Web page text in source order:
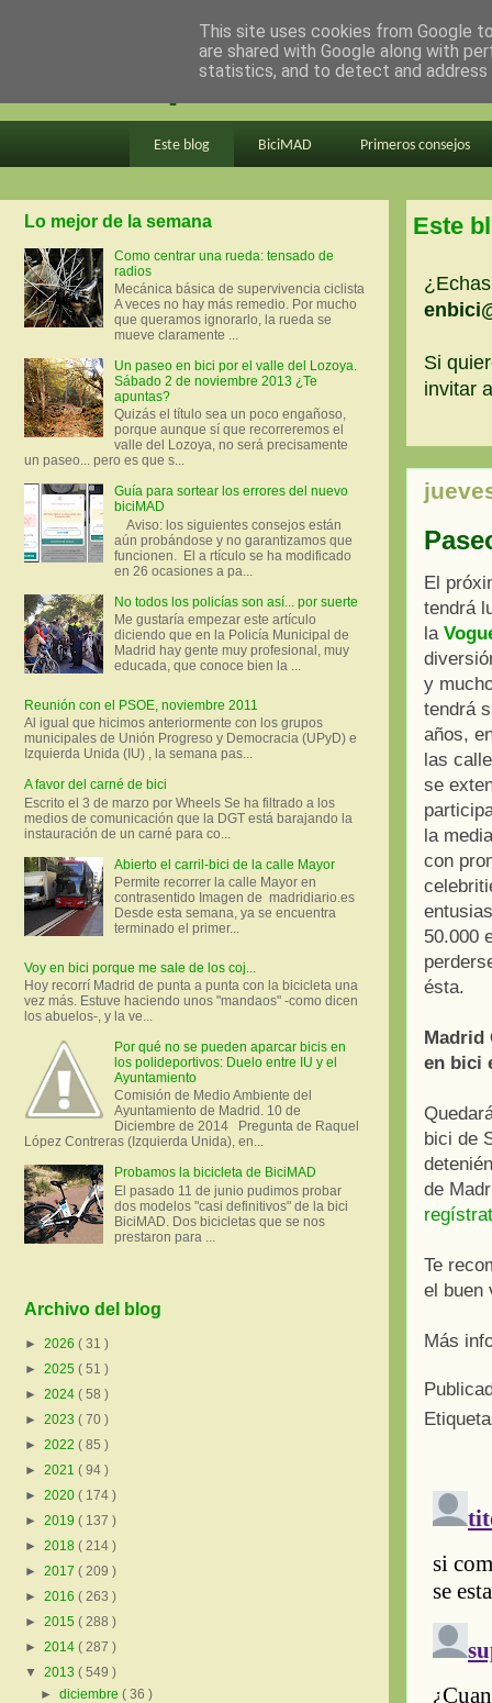
en bici por madrid
Este blog BiciMAD Primeros consejos
Este
Si
invitar
El
tendrá
la
y
tendrá
años,
las
se
la
con
50.000
ésta.
Madrid
en bici
bici de
de
Te
el buen
Más
Lo mejor de la semana
Como centrar una rueda: tensado de
radios
Mecánica básica de supervivencia ciclista
A veces no hay más remedio. Por mucho
que queramos ignorarlo, la rueda se
mueve claramente ...
Un paseo en bici por el valle del Lozoya.
Sábado 2 de noviembre 2013 ¿Te
apuntas?
Quizás el título sea un poco engañoso,
porque aunque sí que recorreremos el
valle del Lozoya, no será precisamente
un paseo... pero es que s...
Guía para sortear los errores del nuevo
biciMAD
Aviso: los siguientes consejos están
aún probándose y no garantizamos que
funcionen. El a rtículo se ha modificado
en 26 ocasiones a pa...
No todos los policías son así... por suerte
Me gustaría empezar este artículo
diciendo que en la Policía Municipal de
Madrid hay gente muy profesional, muy
educada, que conoce bien la ...
Reunión con el PSOE, noviembre 2011
Al igual que hicimos anteriormente con los grupos
municipales de Unión Progreso y Democracia (UPyD) e
Izquierda Unida (IU) , la semana pas...
A favor del carné de bici
Escrito el 3 de marzo por Wheels Se ha filtrado a los
medios de comunicación que la DGT está barajando la
instauración de un carné para co...
Abierto el carril-bici de la calle Mayor
Permite recorrer la calle Mayor en
contrasentido Imagen de madridiario.es
Desde esta semana, ya se encuentra
terminado el primer...
Voy en bici porque me sale de los coj...
Hoy recorrí Madrid de punta a punta con la bicicleta una
vez más. Estuve haciendo unos "mandaos" -como dicen
los abuelos-, y la ve...
Por qué no se pueden aparcar bicis en
los polideportivos: Duelo entre IU y el
Ayuntamiento
Comisión de Medio Ambiente del
Ayuntamiento de Madrid. 10 de
Diciembre de 2014 Pregunta de Raquel
López Contreras (Izquierda Unida), en...
Probamos la bicicleta de BiciMAD
El pasado 11 de junio pudimos probar
dos modelos "casi definitivos" de la bici
BiciMAD. Dos bicicletas que se nos
prestaron para ...
Archivo del blog
► 2026 ( 31 )
► 2025 ( 51 )
► 2024 ( 58 )
► 2023 ( 70 )
► 2022 ( 85 )
► 2021 ( 94 )
► 2020 ( 174 )
► 2019 ( 137 )
► 2018 ( 214 )
► 2017 ( 209 )
► 2016 ( 263 )
► 2015 ( 288 )
► 2014 ( 287 )
▼ 2013 ( 549 )
►diciembre( 36 )
This site uses cookies from Google
are shared with Google along with
statistics, and to detect and address